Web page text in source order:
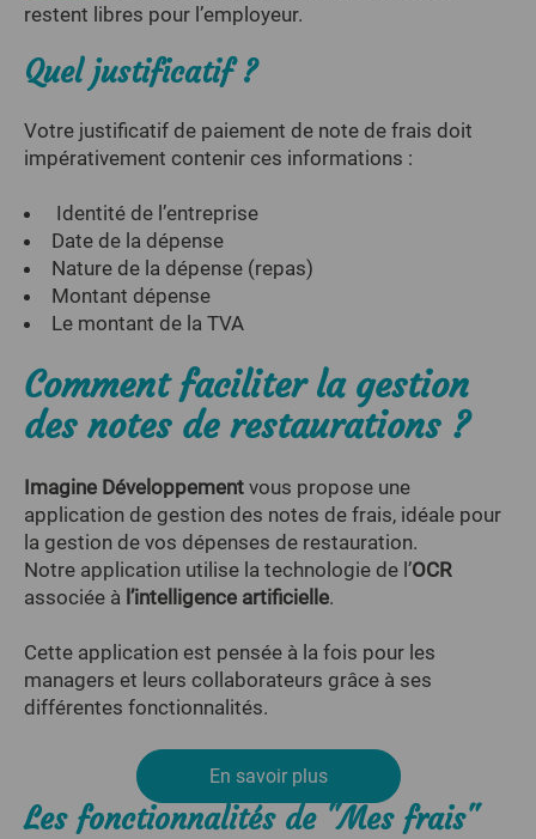
restent libres pour l’employeur.
Quel justificatif ?
Votre justificatif de paiement de note de frais doit
impérativement contenir ces informations :
Identité de l’entreprise
Date de la dépense
Nature de la dépense (repas)
Montant dépense
Le montant de la TVA
Comment faciliter la gestion
des notes de restaurations ?
Imagine Développement vous propose une
application de gestion des notes de frais, idéale pour
la gestion de vos dépenses de restauration.
Notre application utilise la technologie de l’OCR
associée à l’intelligence artificielle.
Cette application est pensée à la fois pour les
managers et leurs collaborateurs grâce à ses
différentes fonctionnalités.
En savoir plus
Les fonctionnalités de "Mes frais"